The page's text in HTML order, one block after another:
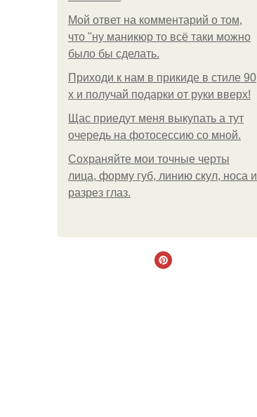
Мой ответ на комментарий о том,
что "ну маникюр то всё таки можно
было бы сделать.
Приходи к нам в прикиде в стиле 90
х и получай подарки от руки вверх!
Щас приедут меня выкупать а тут
очередь на фотосессию со мной.
Сохраняйте мои точные черты
лица, форму губ, линию скул, носа и
разрез глаз.